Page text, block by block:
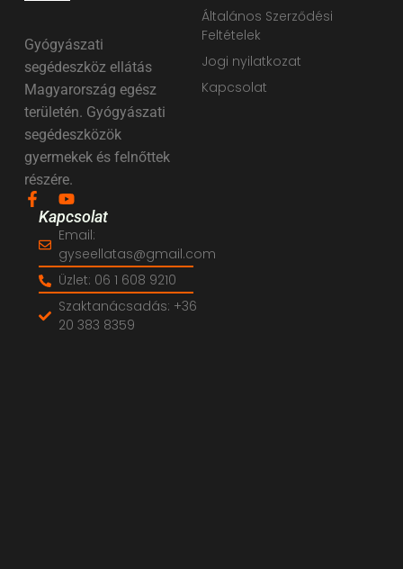
Gyógyászati
segédeszköz ellátás
Magyarország egész
területén. Gyógyászati
segédeszközök
gyermekek és felnőttek
részére.
Általános Szerződési
Feltételek
Jogi nyilatkozat
Kapcsolat
Kapcsolat
Email:
gyseellatas@gmail.com
Üzlet: 06 1 608 9210
Szaktanácsadás: +36
20 383 8359